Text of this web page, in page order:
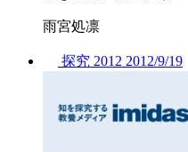
雨宮処凛
探究 2012 2012/9/19